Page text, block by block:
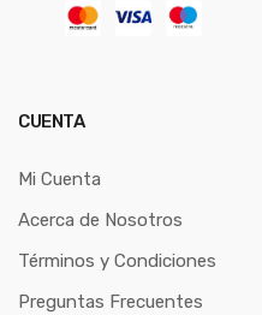
CUENTA
Mi Cuenta
Acerca de Nosotros
Términos y Condiciones
Preguntas Frecuentes